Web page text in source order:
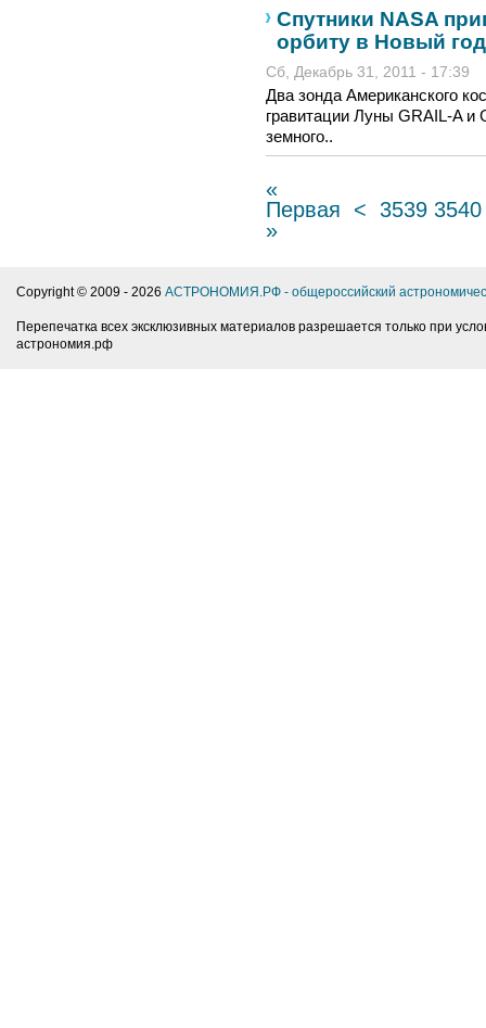
Спутники NASA
орбиту в Новый год
Сб, Декабрь 31, 2011 - 17:39
Два зонда Американского
гравитации Луны GRAIL-A и
земного..
«
Первая
< 3539 3540
»
Copyright © 2009 - 2026 АСТРОНОМИЯ.РФ - общероссийский
Перепечатка всех эксклюзивных материалов разрешается только при
астрономия.рф